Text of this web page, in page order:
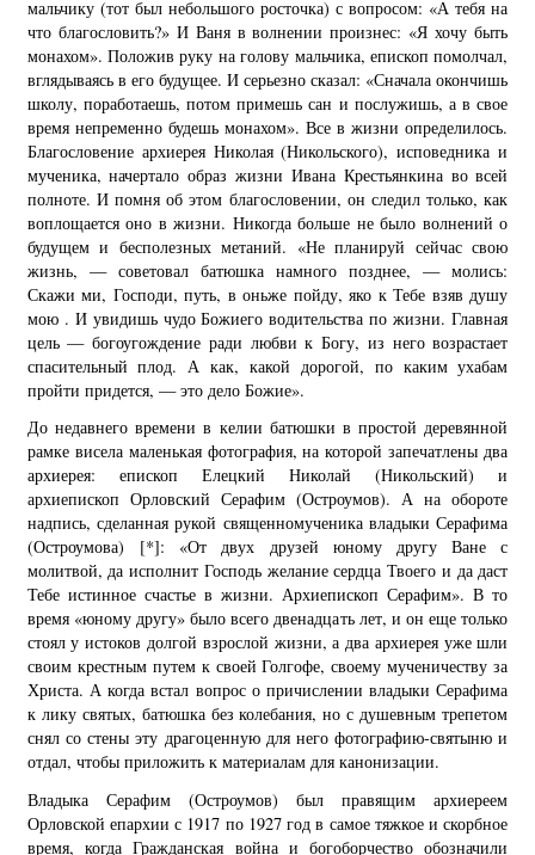
мальчику (тот был небольшого росточка) с вопросом: «А тебя на
что благословить?» И Ваня в волнении произнес: «Я хочу быть
монахом». Положив руку на голову мальчика, епископ помолчал,
вглядываясь в его будущее. И серьезно сказал: «Сначала окончишь
школу, поработаешь, потом примешь сан и послужишь, а в свое
время непременно будешь монахом». Все в жизни определилось.
Благословение архиерея Николая (Никольского), исповедника и
мученика, начертало образ жизни Ивана Крестьянкина во всей
полноте. И помня об этом благословении, он следил только, как
воплощается оно в жизни. Никогда больше не было волнений о
будущем и бесполезных метаний. «Не планируй сейчас свою
жизнь, — советовал батюшка намного позднее, — молись:
Скажи ми, Господи, путь, в оньже пойду, яко к Тебе взяв душу
мою . И увидишь чудо Божиего водительства по жизни. Главная
цель — богоугождение ради любви к Богу, из него возрастает
спасительный плод. А как, какой дорогой, по каким ухабам
пройти придется, — это дело Божие».
До недавнего времени в келии батюшки в простой деревянной
рамке висела маленькая фотография, на которой запечатлены два
архиерея: епископ Елецкий Николай (Никольский) и
архиепископ Орловский Серафим (Остроумов). А на обороте
надпись, сделанная рукой священномученика владыки Серафима
(Остроумова) [*]: «От двух друзей юному другу Ване с
молитвой, да исполнит Господь желание сердца Твоего и да даст
Тебе истинное счастье в жизни. Архиепископ Серафим». В то
время «юному другу» было всего двенадцать лет, и он еще только
стоял у истоков долгой взрослой жизни, а два архиерея уже шли
своим крестным путем к своей Голгофе, своему мученичеству за
Христа. А когда встал вопрос о причислении владыки Серафима
к лику святых, батюшка без колебания, но с душевным трепетом
снял со стены эту драгоценную для него фотографию-святыню и
отдал, чтобы приложить к материалам для канонизации.
Владыка Серафим (Остроумов) был правящим архиереем
Орловской епархии с 1917 по 1927 год в самое тяжкое и скорбное
время, когда Гражданская война и богоборчество обозначили